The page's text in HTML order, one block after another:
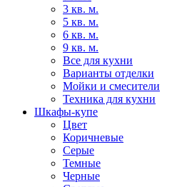
3 кв. м.
5 кв. м.
6 кв. м.
9 кв. м.
Все для кухни
Варианты отделки
Мойки и смесители
Техника для кухни
Шкафы-купе
Цвет
Коричневые
Серые
Темные
Черные